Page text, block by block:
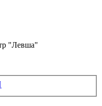
"Левша"